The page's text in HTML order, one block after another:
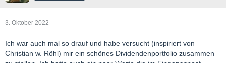
3. Oktober 2022
Ich war auch mal so drauf und habe versucht (inspiriert von
Christian w. Röhl) mir ein schönes Dividendenportfolio zusammen